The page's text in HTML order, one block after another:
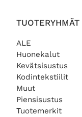
TUOTERYHMÄT
ALE
Huonekalut
Kevätsisustus
Kodintekstiilit
Muut
Piensisustus
Tuotemerkit